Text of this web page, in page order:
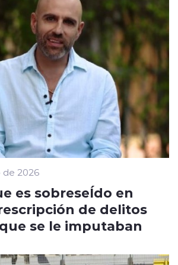
de 2026
es sobreseÍdo en
de delitos
se le imputaban